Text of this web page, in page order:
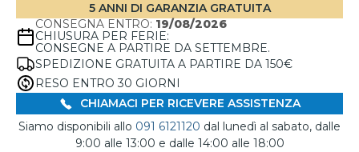
5 ANNI DI GARANZIA GRATUITA
CONSEGNA ENTRO: 19/08/2026
CHIUSURA PER FERIE:
CONSEGNE A PARTIRE DA SETTEMBRE.
SPEDIZIONE GRATUITA A PARTIRE DA 150€
RESO ENTRO 30 GIORNI
CHIAMACI PER RICEVERE ASSISTENZA
Siamo disponibili allo 091 6121120 dal lunedì al sabato, dalle
9:00 alle 13:00 e dalle 14:00 alle 18:00